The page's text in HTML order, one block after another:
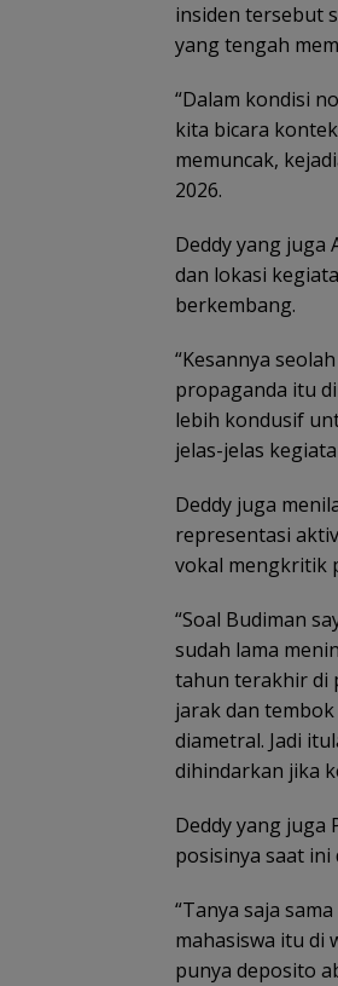
insiden tersebut
yang tengah
“Dalam kondisi
kita bicara
memuncak,
2026.
Deddy yang juga
dan lokasi
berkembang.
“Kesannya
propaganda itu
lebih kondusif
jelas-jelas
Deddy juga
representasi
vokal mengkritik
“Soal Budiman
sudah lama
tahun terakhir di
jarak dan
diametral. Jadi
dihindarkan jika
Deddy yang juga
posisinya saat
“Tanya saja
mahasiswa itu di
punya deposito